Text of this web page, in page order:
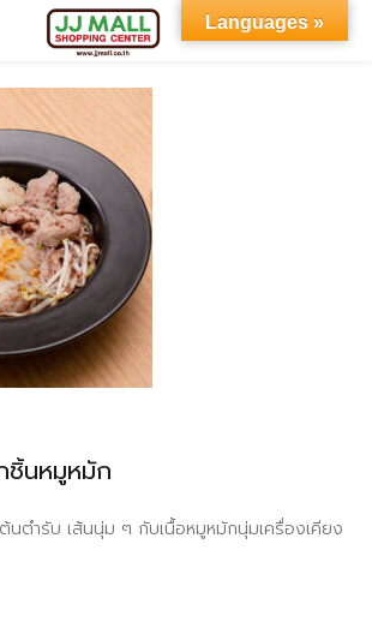
ชิ้นหมูหมัก
นตำรับ เส้นนุ่ม ๆ กับเนื้อหมูหมักนุ่มเครื่องเคียง
Languages »
Sign in
me
LOG IN